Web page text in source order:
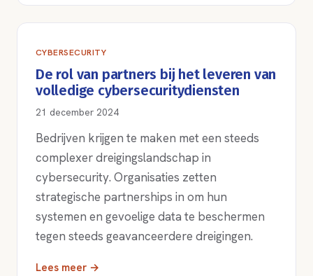
CYBERSECURITY
De rol van partners bij het leveren van
volledige cybersecuritydiensten
21 december 2024
Bedrijven krijgen te maken met een steeds
complexer dreigingslandschap in
cybersecurity. Organisaties zetten
strategische partnerships in om hun
systemen en gevoelige data te beschermen
tegen steeds geavanceerdere dreigingen.
Lees meer →